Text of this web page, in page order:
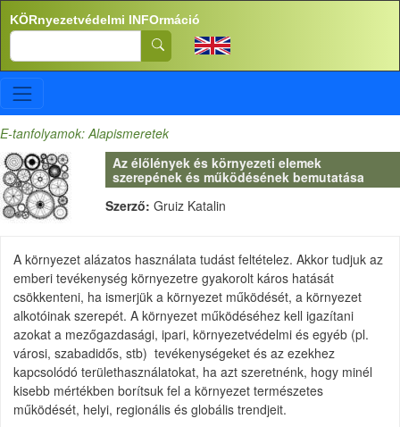
Ugrás a tartalomra
KÖRnyezetvédelmi INFOrmáció
Search
E-tanfolyamok: Alapismeretek
Az élőlények és környezeti elemek
szerepének és működésének bemutatása
Szerző: Gruiz Katalin
A környezet alázatos használata tudást feltételez. Akkor tudjuk az
emberi tevékenység környezetre gyakorolt káros hatását
csökkenteni, ha ismerjük a környezet működését, a környezet
alkotóinak szerepét. A környezet működéséhez kell igazítani
azokat a mezőgazdasági, ipari, környezetvédelmi és egyéb (pl.
városi, szabadidős, stb) tevékenységeket és az ezekhez
kapcsolódó területhasználatokat, ha azt szeretnénk, hogy minél
kisebb mértékben borítsuk fel a környezet természetes
működését, helyi, regionális és globális trendjeit.